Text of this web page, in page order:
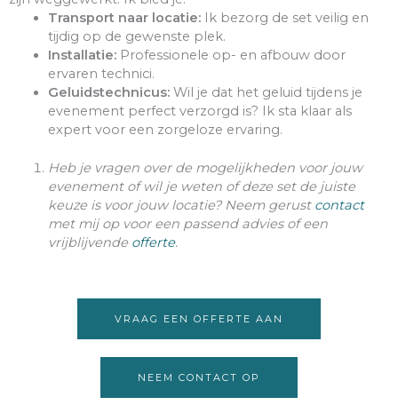
Transport naar locatie:Ik bezorg de set veilig en
tijdig op de gewenste plek.
Installatie:Professionele op- en afbouw door
ervaren technici.
Geluidstechnicus:Wil je dat het geluid tijdens je
evenement perfect verzorgd is? Ik sta klaar als
expert voor een zorgeloze ervaring.
Heb je vragen over de mogelijkheden voor jouw
evenement of wil je weten of deze set de juiste
keuze is voor jouw locatie? Neem gerust contact
met mij op voor een passend advies of een
vrijblijvende offerte.
VRAAG EEN OFFERTE AAN
NEEM CONTACT OP